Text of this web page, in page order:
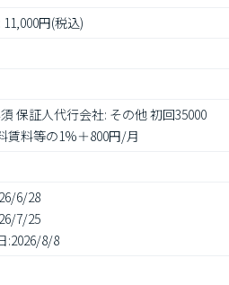
円(税込)
保証人代行会社: その他 初回35000
賃料等の1%＋800円/月
6/28
7/25
:2026/8/8